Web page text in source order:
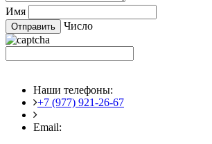
Имя
Число
Наши телефоны:
+7 (977) 921-26-67
Email: